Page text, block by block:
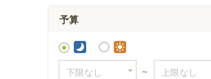
予算
～